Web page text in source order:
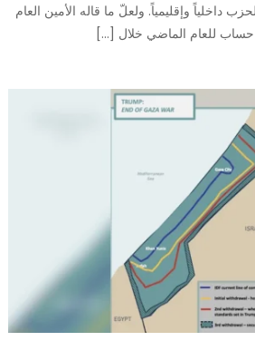
داخلياً وإقليمياً. ولعلّ ما قاله الأمين العام
للعام الماضي خلال […]